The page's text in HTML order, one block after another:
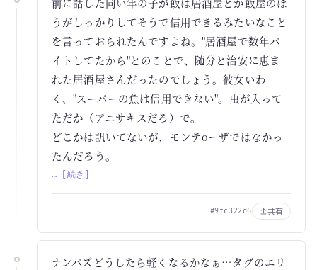
うがしっかりしてそうで信用できるみたいなこと
を言っておられたんですよね。"居酒屋で数年バ
イトしてたから"とのことで、随分と治安に恵ま
れた居酒屋さんだったのでしょう。彼女いわ
く、"スーパーの魚は信用できない"。虫が入って
ただか（アニサキスだろ）で。
どこかは訊いてないが、モンテoーザではなかっ
たんだろう。
… [続き]
#9fc322d6 共有
ナンバズどうしたら軽くなるかなぁ…タグのエリ